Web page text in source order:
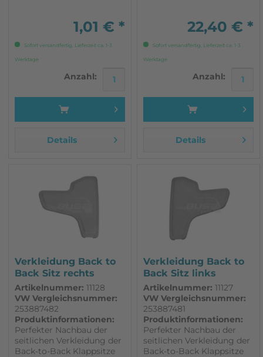
1,01 € *
Sofort versandfertig, Lieferzeit ca. 1-3
Werktage
Anzahl:
Details
22,40 € *
Sofort versandfertig, Lieferzeit ca. 1-3
Werktage
Anzahl:
Details
Verkleidung Back to
Back Sitz rechts
Artikelnummer: 11128
VW Vergleichsnummer:
253887482
Produktinformationen:
Perfekter Nachbau der
seitlichen Verkleidung der
Back-to-Back Klappsitze
Verkleidung Back to
Back Sitz links
Artikelnummer: 11127
VW Vergleichsnummer:
253887481
Produktinformationen:
Perfekter Nachbau der
seitlichen Verkleidung der
Back-to-Back Klappsitze